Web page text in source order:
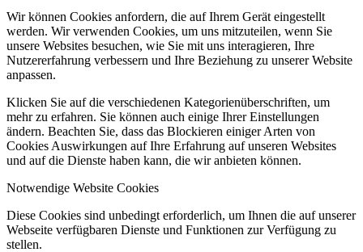
Wir können Cookies anfordern, die auf Ihrem Gerät eingestellt
werden. Wir verwenden Cookies, um uns mitzuteilen, wenn Sie
unsere Websites besuchen, wie Sie mit uns interagieren, Ihre
Nutzererfahrung verbessern und Ihre Beziehung zu unserer Website
anpassen.
Klicken Sie auf die verschiedenen Kategorienüberschriften, um
mehr zu erfahren. Sie können auch einige Ihrer Einstellungen
ändern. Beachten Sie, dass das Blockieren einiger Arten von
Cookies Auswirkungen auf Ihre Erfahrung auf unseren Websites
und auf die Dienste haben kann, die wir anbieten können.
Notwendige Website Cookies
Diese Cookies sind unbedingt erforderlich, um Ihnen die auf unserer
Webseite verfügbaren Dienste und Funktionen zur Verfügung zu
stellen.